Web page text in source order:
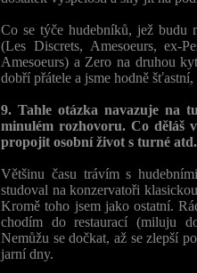
Co se týče hudebníků, jež budu
(Les Discrets, Amesoeurs, ex-
Amesoeurs) a Zero na druhou
dobří přátele a jsme hodně
9. Tahle otázka navazuje na
minulém rozhovoru. Co děláš
propojit osobní život s turné
Většinu času trávím s
studoval na konzervatoři
Kromě toho jsem jako ostatní.
chodím do restaurací (miluju
Nemůžu se dočkat, až se zlepší
jarní dny.